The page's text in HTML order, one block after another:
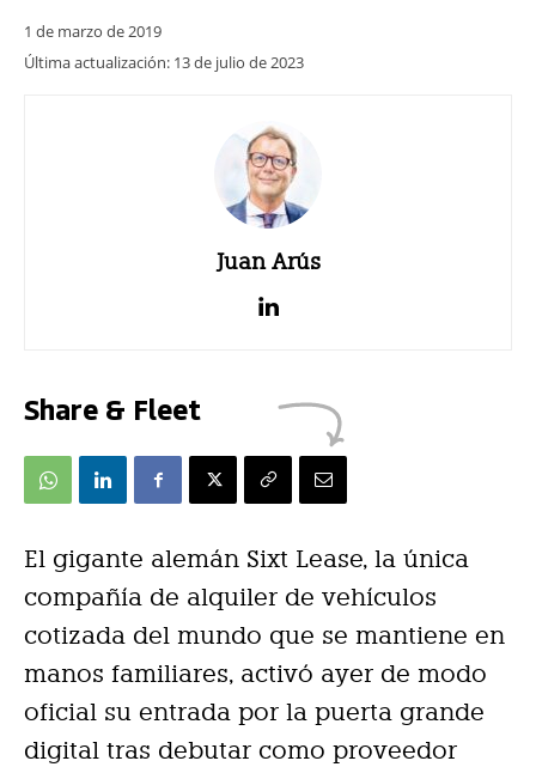
1 de marzo de 2019
Última actualización: 13 de julio de 2023
Juan Arús
Share & Fleet
El gigante alemán Sixt Lease, la única
compañía de alquiler de vehículos
cotizada del mundo que se mantiene en
manos familiares, activó ayer de modo
oficial su entrada por la puerta grande
digital tras debutar como proveedor